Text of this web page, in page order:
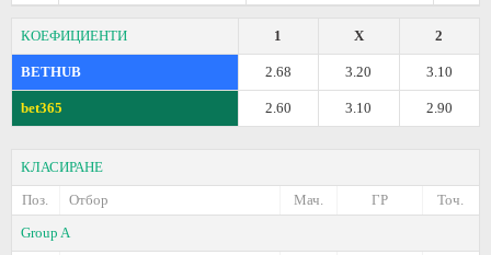
КОЕФИЦИЕНТИ 2
X
1
BETHUB 3.10
3.20
2.68
bet365 2.90
3.10
2.60
КЛАСИРАНЕ
Поз.
Отбор Точ.
ГР
Мач.
Group A